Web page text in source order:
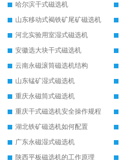
哈尔滨干式磁选机
山东移动式褐铁矿尾矿磁选机
河北实验用室湿式磁选机
安徽选大块干式磁选机
云南永磁滚筒磁选机结构
山东锰矿湿式磁选机
重庆永磁筒式磁选机
重庆干式磁选机安全操作规程
湖北铁矿磁选机如何配置
广东永磁湿式磁选机
陕西平板磁选机的工作原理